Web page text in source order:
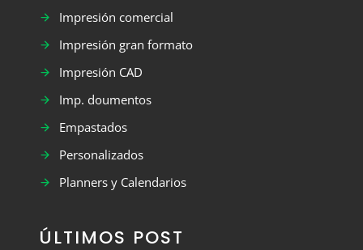
Impresión comercial
Impresión gran formato
Impresión CAD
Imp. doumentos
Empastados
Personalizados
Planners y Calendarios
ÚLTIMOS POST